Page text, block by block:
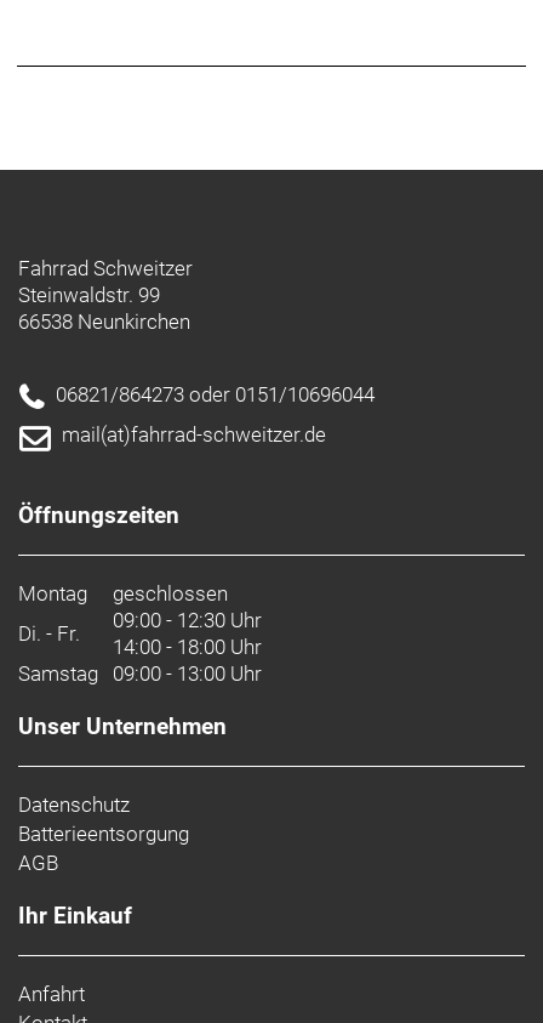
Fahrrad Schweitzer
Steinwaldstr. 99
66538 Neunkirchen
06821/864273 oder 0151/10696044
mail(at)fahrrad-schweitzer.de
Öffnungszeiten
Montag
geschlossen
Di. - Fr.
09:00 - 12:30 Uhr
14:00 - 18:00 Uhr
Samstag 09:00 - 13:00 Uhr
Unser Unternehmen
Datenschutz
Batterieentsorgung
AGB
Ihr Einkauf
Anfahrt